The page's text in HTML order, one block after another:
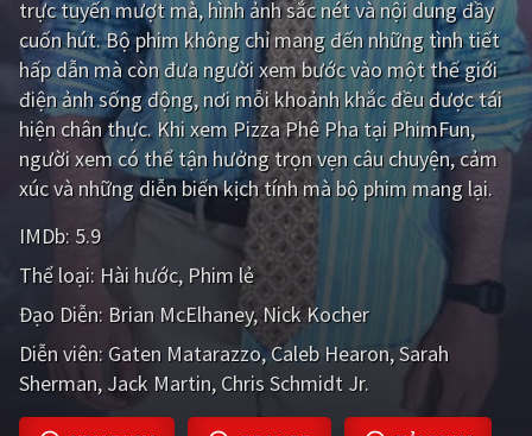
Giật gân Gia đình
Bí ẩn Lịch sử
Viễn Tây Tiểu sử
GameShow DramaTV
QUỐC GIA
Trung Quốc - Hồng Kông
Hàn Quốc Nhật Bản
Ấn Độ Việt Nam
trực tuyến mượt mà, hình ảnh sắc nét và nội dung đầy
cuốn hút. Bộ phim không chỉ mang đến những tình tiết
hấp dẫn mà còn đưa người xem bước vào một thế giới
điện ảnh sống động, nơi mỗi khoảnh khắc đều được tái
hiện chân thực. Khi xem Pizza Phê Pha tại PhimFun,
người xem có thể tận hưởng trọn vẹn câu chuyện, cảm
xúc và những diễn biến kịch tính mà bộ phim mang lại.
IMDb: 5.9
Thể loại: Hài hước Phim lẻ
Đạo Diễn: Brian McElhaney Nick Kocher
Diễn viên: Gaten Matarazzo Caleb Hearon Sarah
Sherman Jack Martin Chris Schmidt Jr.